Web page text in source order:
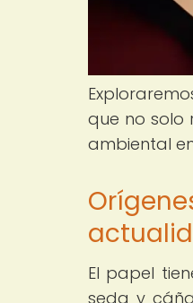
que no solo
ambiental
El papel
seda y